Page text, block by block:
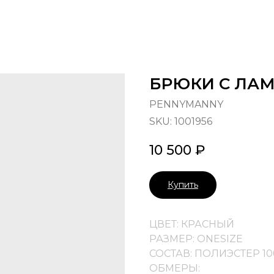
БРЮКИ С
PENNYMANNY
SKU: 1001956
10 500 ₽
Купить
ЦВЕТ: КРАСНЫЙ
РАЗМЕР: ONESIZE
СОСТАВ: ПОЛИЭСТЕР
ОБМЕРЫ: